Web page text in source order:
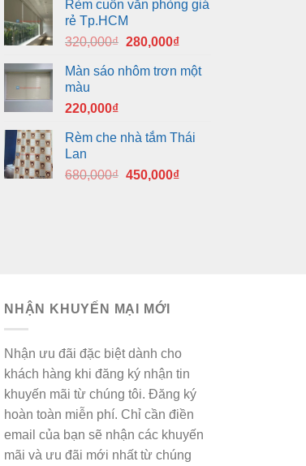
Rèm cuốn văn phòng giá
rẻ Tp.HCM
320,000₫ Giá
là:
280,000₫Giá
tại
Màn sáo nhôm trơn một
màu
220,000₫
Rèm che nhà tắm Thái
Lan
680,000₫ Giá
450,000₫Giá
NHẬN KHUYẾN MẠI MỚI
Nhận ưu đãi đặc biệt dành cho
khách hàng khi đăng ký nhận tin
khuyến mãi từ chúng tôi. Đăng ký
hoàn toàn miễn phí. Chỉ cần điền
email của bạn sẽ nhận các khuyến
mãi và ưu đãi mới nhất từ chúng